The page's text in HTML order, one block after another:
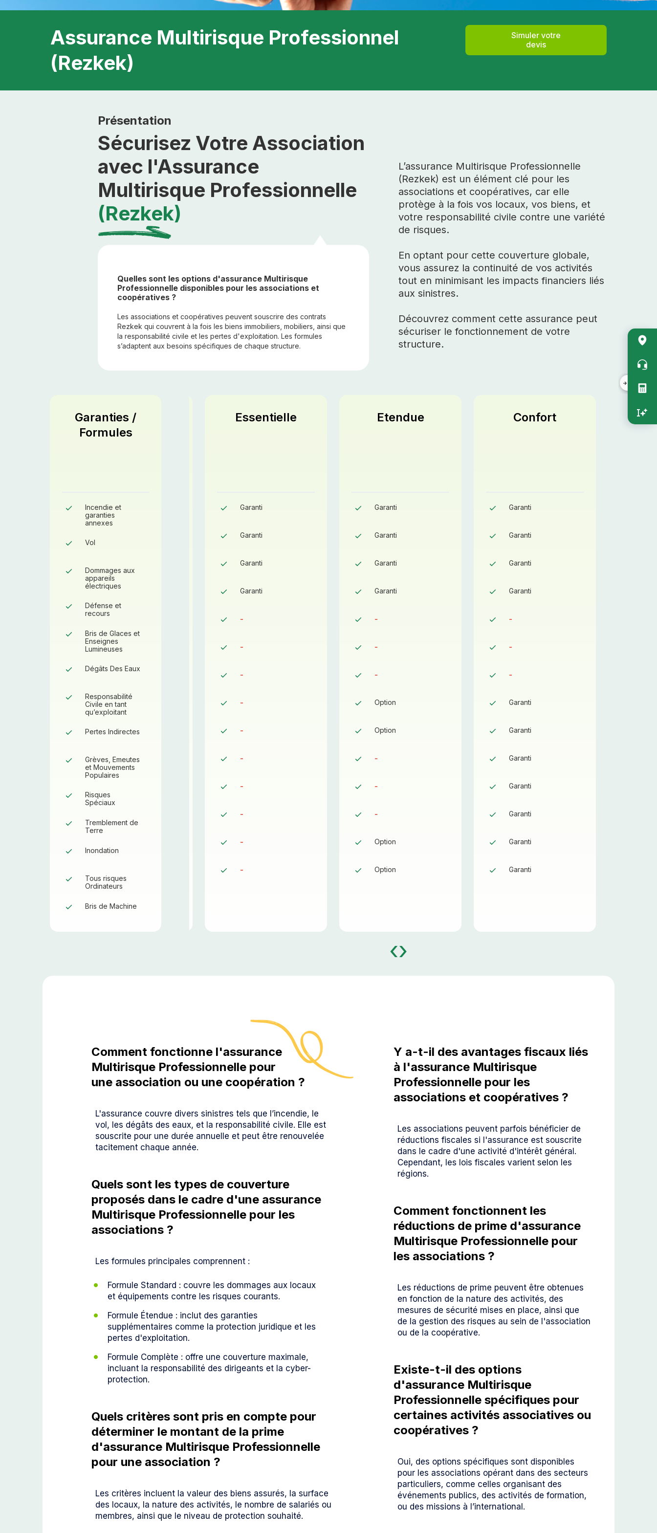
Assurance Multirisque Professionnel
(Rezkek)
Simuler votre
devis
Présentation
Sécurisez Votre Association
avec l'Assurance
Multirisque Professionnelle
(Rezkek)
Quelles sont les options d'assurance Multirisque
Professionnelle disponibles pour les associations et
coopératives ?
Les associations et coopératives peuvent souscrire des contrats
Rezkek qui couvrent à la fois les biens immobiliers, mobiliers, ainsi que
la responsabilité civile et les pertes d'exploitation. Les formules
s’adaptent aux besoins spécifiques de chaque structure.
L’assurance Multirisque Professionnelle
(Rezkek) est un élément clé pour les
associations et coopératives, car elle
protège à la fois vos locaux, vos biens, et
votre responsabilité civile contre une variété
de risques.
En optant pour cette couverture globale,
vous assurez la continuité de vos activités
tout en minimisant les impacts financiers liés
aux sinistres.
Découvrez comment cette assurance peut
sécuriser le fonctionnement de votre
structure.
Garanties /
Formules
Incendie et
garanties
annexes
Vol
Dommages aux
appareils
électriques
Défense et
recours
Bris de Glaces et
Enseignes
Lumineuses
Dégâts Des Eaux
Responsabilité
Civile en tant
qu’exploitant
Pertes Indirectes
Grèves, Emeutes
et Mouvements
Populaires
Risques
Spéciaux
Tremblement de
Terre
Inondation
Tous risques
Ordinateurs
Bris de Machine
Confort
Garanti
Garanti
-
-
Garanti
Garanti
Garanti
Essentielle
Garanti
Garanti
Garanti
Garanti
-
-
-
-
-
-
-
-
-
-
Etendue
Garanti
Garanti
Garanti
Garanti
-
-
-
Option
Option
-
-
-
Option
Option
Confort
Garanti
Garanti
Garanti
Garanti
-
-
-
Garanti
Garanti
Garanti
Garanti
Garanti
Garanti
Garanti
‹›
Comment fonctionne l'assurance
Multirisque Professionnelle pour
une association ou une coopération ?
L'assurance couvre divers sinistres tels que l’incendie, le
vol, les dégâts des eaux, et la responsabilité civile. Elle est
souscrite pour une durée annuelle et peut être renouvelée
tacitement chaque année.
Quels sont les types de couverture
proposés dans le cadre d'une assurance
Multirisque Professionnelle pour les
associations ?
Les formules principales comprennent :
Formule Standard : couvre les dommages aux locaux
et équipements contre les risques courants.
Formule Étendue : inclut des garanties
supplémentaires comme la protection juridique et les
pertes d'exploitation.
Formule Complète : offre une couverture maximale,
incluant la responsabilité des dirigeants et la cyber-
protection.
Quels critères sont pris en compte pour
déterminer le montant de la prime
d'assurance Multirisque Professionnelle
pour une association ?
Les critères incluent la valeur des biens assurés, la surface
des locaux, la nature des activités, le nombre de salariés ou
membres, ainsi que le niveau de protection souhaité.
Y a-t-il des avantages fiscaux liés
à l'assurance Multirisque
Professionnelle pour les
associations et coopératives ?
Les associations peuvent parfois bénéficier de
réductions fiscales si l'assurance est souscrite
dans le cadre d'une activité d'intérêt général.
Cependant, les lois fiscales varient selon les
régions.
Comment fonctionnent les
réductions de prime d'assurance
Multirisque Professionnelle pour
les associations ?
Les réductions de prime peuvent être obtenues
en fonction de la nature des activités, des
mesures de sécurité mises en place, ainsi que
de la gestion des risques au sein de l'association
ou de la coopérative.
Existe-t-il des options
d'assurance Multirisque
Professionnelle spécifiques pour
certaines activités associatives ou
coopératives ?
Oui, des options spécifiques sont disponibles
pour les associations opérant dans des secteurs
particuliers, comme celles organisant des
événements publics, des activités de formation,
ou des missions à l’international.